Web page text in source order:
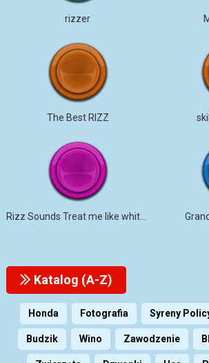
rizzer
The Best RIZZ
Rizz Sounds Treat me like white T
Katalog (A-Z)
Honda Fotografia Syreny
Budzik Wino Zawodzenie